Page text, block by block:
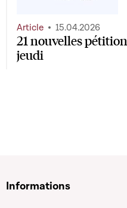
21 nouvelles
jeudi
Article 15.04.2026
Informations